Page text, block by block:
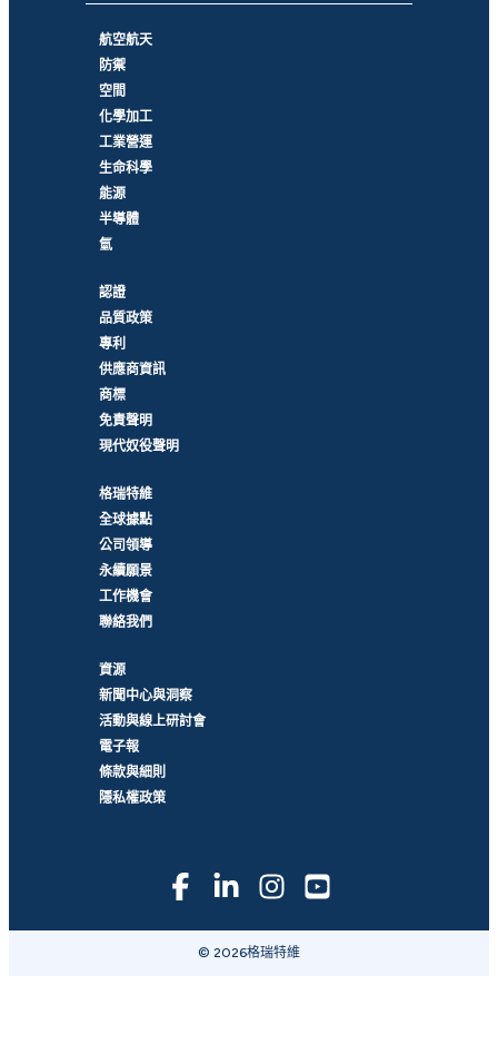
航空航天
防禦
空間
化學加工
工業營運
生命科學
能源
半導體
氫
認證
品質政策
專利
供應商資訊
商標
免責聲明
現代奴役聲明
格瑞特維
全球據點
公司領導
永續願景
工作機會
聯絡我們
資源
新聞中心與洞察
活動與線上研討會
電子報
條款與細則
隱私權政策
© 2026格瑞特維